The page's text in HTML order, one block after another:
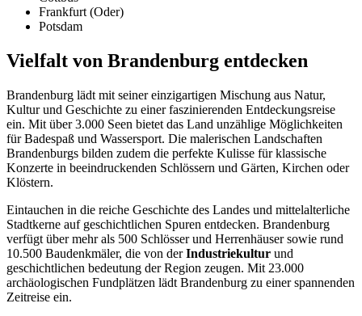
Frankfurt (Oder)
Potsdam
Vielfalt von Brandenburg entdecken
Brandenburg lädt mit seiner einzigartigen Mischung aus Natur,
Kultur und Geschichte zu einer faszinierenden Entdeckungsreise
ein. Mit über 3.000 Seen bietet das Land unzählige Möglichkeiten
für Badespaß und Wassersport. Die malerischen Landschaften
Brandenburgs bilden zudem die perfekte Kulisse für klassische
Konzerte in beeindruckenden Schlössern und Gärten, Kirchen oder
Klöstern.
Eintauchen in die reiche Geschichte des Landes und mittelalterliche
Stadtkerne auf geschichtlichen Spuren entdecken. Brandenburg
verfügt über mehr als 500 Schlösser und Herrenhäuser sowie rund
10.500 Baudenkmäler, die von derIndustriekultur und
geschichtlichen bedeutung der Region zeugen. Mit 23.000
archäologischen Fundplätzen lädt Brandenburg zu einer spannenden
Zeitreise ein.